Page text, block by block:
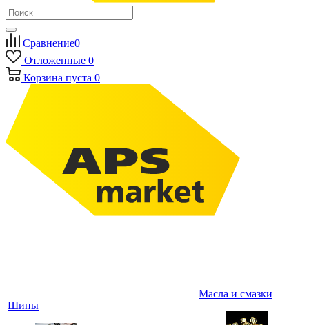
Сравнение0
Отложенные 0
Корзина пуста 0
Шины
Масла и смазки